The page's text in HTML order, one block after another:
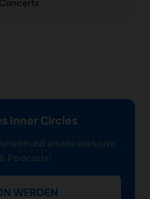
Inner Circles
und erhalte exklusive
Podcasts!
WERDEN